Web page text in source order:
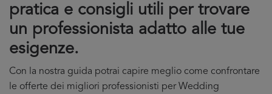
pratica e consigli utili per trovare
un professionista adatto alle tue
esigenze.
Con la nostra guida potrai capire meglio come confrontare
le offerte dei migliori professionisti per Wedding